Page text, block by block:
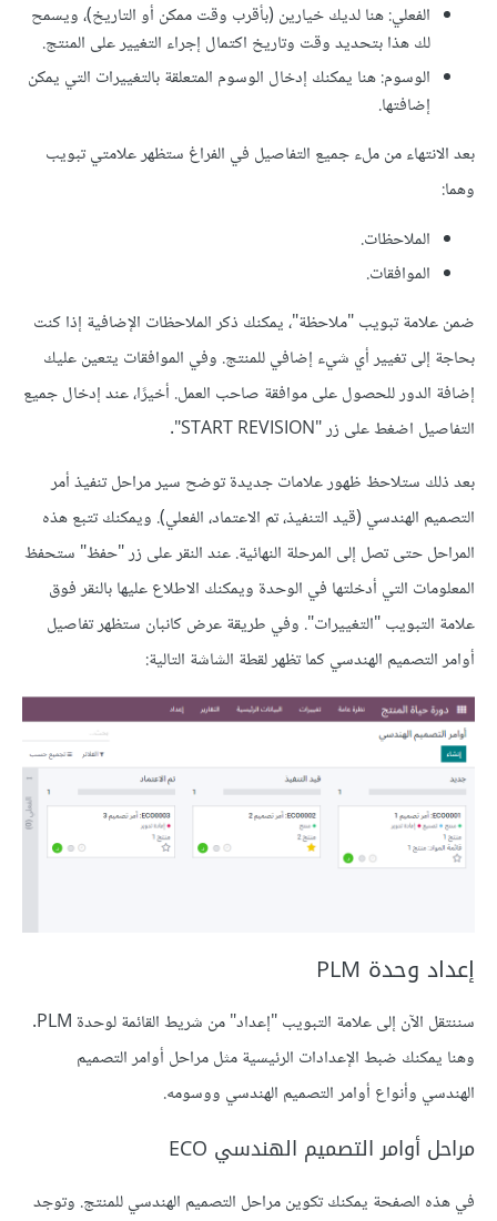
الفعلي: هنا لديك خيارين (بأقرب وقت ممكن أو التاريخ)، ويسمح
لك هذا بتحديد وقت وتاريخ اكتمال إجراء التغيير على المنتج.
الوسوم: هنا يمكنك إدخال الوسوم المتعلقة بالتغييرات التي يمكن
إضافتها.
بعد الانتهاء من ملء جميع التفاصيل في الفراغ ستظهر علامتي تبويب
وهما:
الملاحظات.
الموافقات.
ضمن علامة تبويب "ملاحظة"، يمكنك ذكر الملاحظات الإضافية إذا كنت
بحاجة إلى تغيير أي شيء إضافي للمنتج. وفي الموافقات يتعين عليك
إضافة الدور للحصول على موافقة صاحب العمل. أخيرًا، عند إدخال جميع
التفاصيل اضغط على زر "START REVISION".
بعد ذلك ستلاحظ ظهور علامات جديدة توضح سير مراحل تنفيذ أمر
التصميم الهندسي (قيد التنفيذ، تم الاعتماد، الفعلي). ويمكنك تتبع هذه
المراحل حتى تصل إلى المرحلة النهائية. عند النقر على زر "حفظ" ستحفظ
المعلومات التي أدخلتها في الوحدة ويمكنك الاطلاع عليها بالنقر فوق
علامة التبويب "التغييرات". وفي طريقة عرض كانبان ستظهر تفاصيل
أوامر التصميم الهندسي كما تظهر لقطة الشاشة التالية:
إعداد وحدة PLM
سننتقل الآن إلى علامة التبويب "إعداد" من شريط القائمة لوحدة PLM.
وهنا يمكنك ضبط الإعدادات الرئيسية مثل مراحل أوامر التصميم
الهندسي وأنواع أوامر التصميم الهندسي ووسومه.
مراحل أوامر التصميم الهندسي ECO
في هذه الصفحة يمكنك تكوين مراحل التصميم الهندسي للمنتج. وتوجد